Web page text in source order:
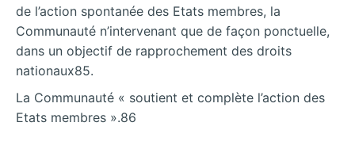
de l’action spontanée des Etats membres, la
Communauté n’intervenant que de façon ponctuelle,
dans un objectif de rapprochement des droits
nationaux85.
La Communauté « soutient et complète l’action des
Etats membres ».86